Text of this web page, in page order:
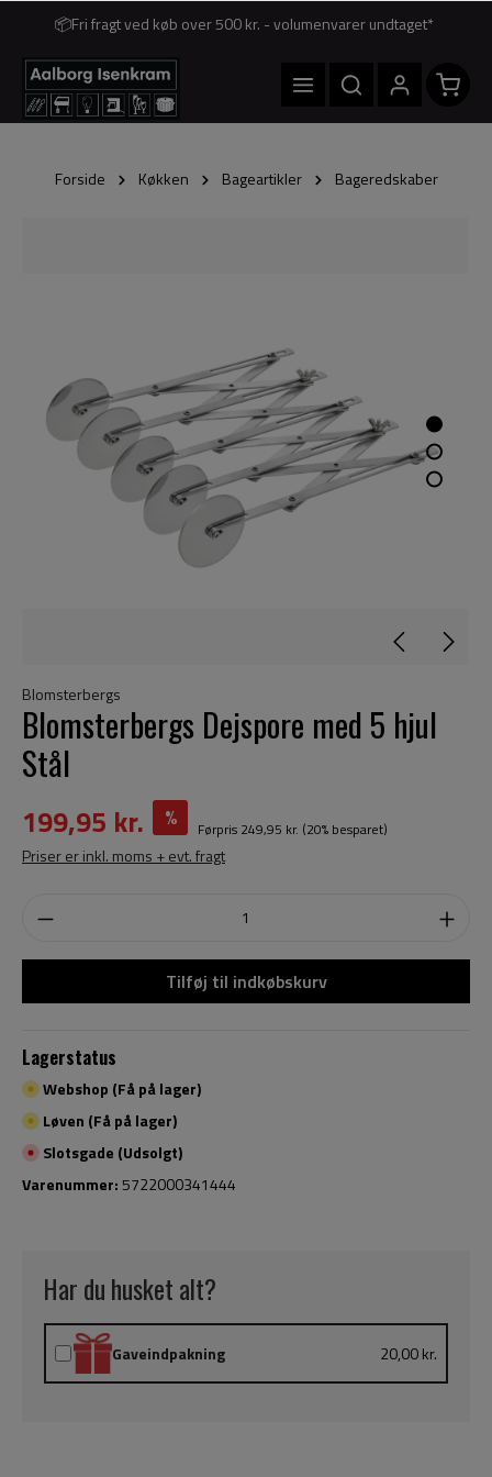
📦Fri fragt ved køb over 500 kr. - volumenvarer undtaget*
Forside Køkken Bageartikler Bageredskaber
Blomsterbergs
Blomsterbergs Dejspore med 5 hjul
Stål
199,95 kr. % Førpris 249,95 kr. (20% besparet)
Priser er inkl. moms + evt. fragt
Tilføj til indkøbskurv
Lagerstatus
Webshop (Få på lager)
Løven (Få på lager)
Slotsgade (Udsolgt)
Varenummer:5722000341444
Har du husket alt?
Gaveindpakning 20,00 kr.